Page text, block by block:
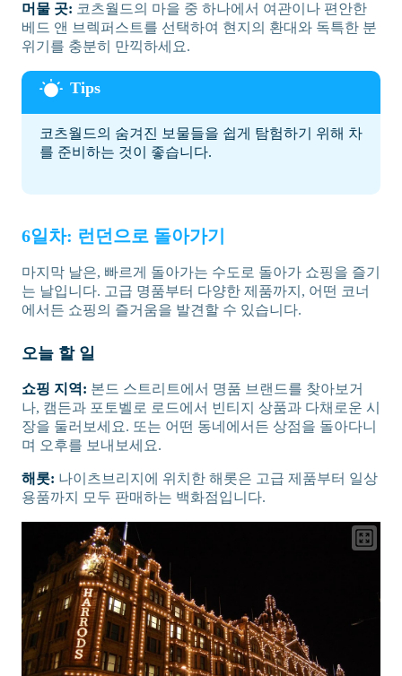
머물 곳: 코츠월드의 마을 중 하나에서 여관이나 편안한
베드 앤 브렉퍼스트를 선택하여 현지의 환대와 독특한 분
위기를 충분히 만끽하세요.
코츠월드의 숨겨진 보물들을 쉽게 탐험하기 위해 차
를 준비하는 것이 좋습니다.
6일차: 런던으로 돌아가기
마지막 날은, 빠르게 돌아가는 수도로 돌아가 쇼핑을 즐기
는 날입니다. 고급 명품부터 다양한 제품까지, 어떤 코너
에서든 쇼핑의 즐거움을 발견할 수 있습니다.
오늘 할 일
쇼핑 지역: 본드 스트리트에서 명품 브랜드를 찾아보거
나, 캠든과 포토벨로 로드에서 빈티지 상품과 다채로운 시
장을 둘러보세요. 또는 어떤 동네에서든 상점을 돌아다니
며 오후를 보내보세요.
해롯: 나이츠브리지에 위치한 해롯은 고급 제품부터 일상
용품까지 모두 판매하는 백화점입니다.